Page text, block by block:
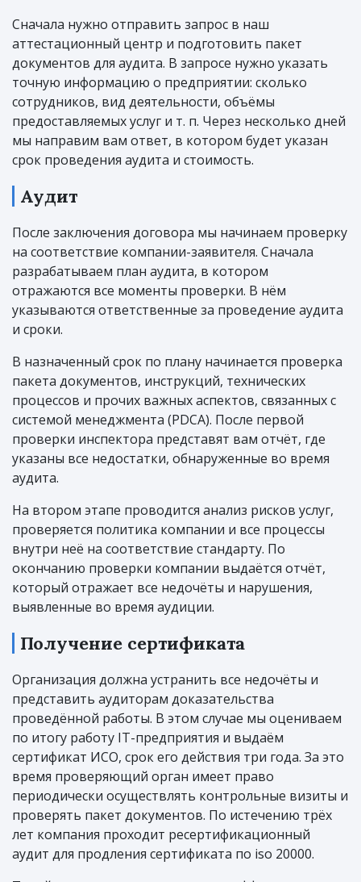
Сначала нужно отправить запрос в наш
аттестационный центр и подготовить пакет
документов для аудита. В запросе нужно указать
точную информацию о предприятии: сколько
сотрудников, вид деятельности, объёмы
предоставляемых услуг и т. п. Через несколько дней
мы направим вам ответ, в котором будет указан
срок проведения аудита и стоимость.
Аудит
После заключения договора мы начинаем проверку
на соответствие компании-заявителя. Сначала
разрабатываем план аудита, в котором
отражаются все моменты проверки. В нём
указываются ответственные за проведение аудита
и сроки.
В назначенный срок по плану начинается проверка
пакета документов, инструкций, технических
процессов и прочих важных аспектов, связанных с
системой менеджмента (PDCA). После первой
проверки инспектора представят вам отчёт, где
указаны все недостатки, обнаруженные во время
аудита.
На втором этапе проводится анализ рисков услуг,
проверяется политика компании и все процессы
внутри неё на соответствие стандарту. По
окончанию проверки компании выдаётся отчёт,
который отражает все недочёты и нарушения,
выявленные во время аудиции.
Получение сертификата
Организация должна устранить все недочёты и
представить аудиторам доказательства
проведённой работы. В этом случае мы оцениваем
по итогу работу IT-предприятия и выдаём
сертификат ИСО, срок его действия три года. За это
время проверяющий орган имеет право
периодически осуществлять контрольные визиты и
проверять пакет документов. По истечению трёх
лет компания проходит ресертификационный
аудит для продления сертификата по iso 20000.